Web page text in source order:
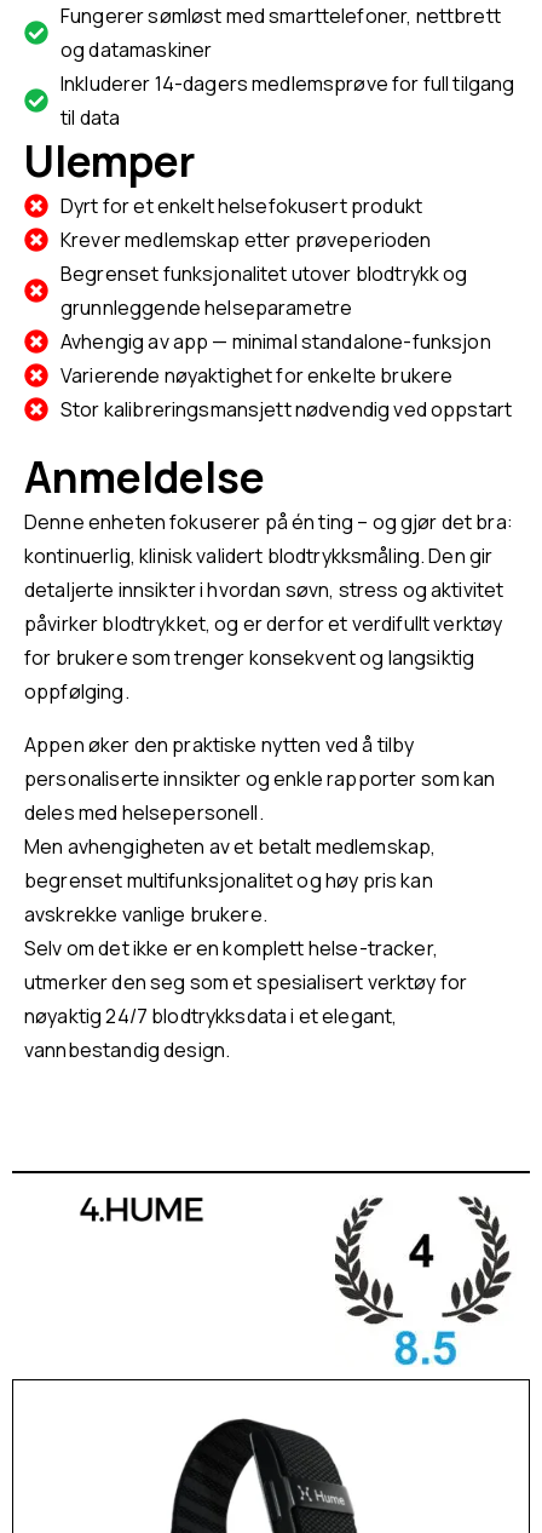
Fungerer sømløst med smarttelefoner, nettbrett
og datamaskiner
Inkluderer 14-dagers medlemsprøve for full tilgang
til data
Ulemper
Dyrt for et enkelt helsefokusert produkt
Krever medlemskap etter prøveperioden
Begrenset funksjonalitet utover blodtrykk og
grunnleggende helseparametre
Avhengig av app — minimal standalone-funksjon
Varierende nøyaktighet for enkelte brukere
Stor kalibreringsmansjett nødvendig ved oppstart
Anmeldelse
Denne enheten fokuserer på én ting – og gjør det bra:
kontinuerlig, klinisk validert blodtrykksmåling. Den gir
detaljerte innsikter i hvordan søvn, stress og aktivitet
påvirker blodtrykket, og er derfor et verdifullt verktøy
for brukere som trenger konsekvent og langsiktig
oppfølging.
Appen øker den praktiske nytten ved å tilby
personaliserte innsikter og enkle rapporter som kan
deles med helsepersonell.
Men avhengigheten av et betalt medlemskap,
begrenset multifunksjonalitet og høy pris kan
avskrekke vanlige brukere.
Selv om det ikke er en komplett helse-tracker,
utmerker den seg som et spesialisert verktøy for
nøyaktig 24/7 blodtrykksdata i et elegant,
vannbestandig design.